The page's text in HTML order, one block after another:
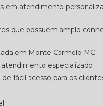
em Monte Carmelo MG
atendimento especializado
de fácil acesso para os